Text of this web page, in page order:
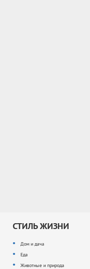
СТИЛЬ ЖИЗНИ
Дом и дача
Еда
Животные и природа